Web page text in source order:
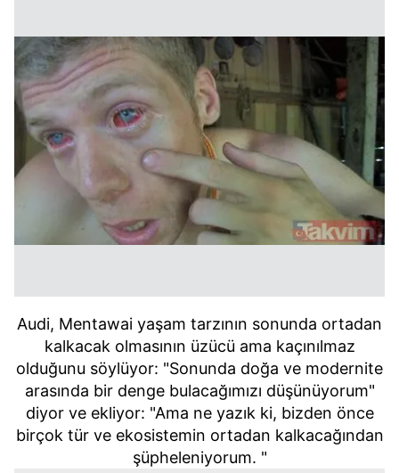
Audi, Mentawai yaşam tarzının sonunda ortadan
kalkacak olmasının üzücü ama kaçınılmaz
olduğunu söylüyor: "Sonunda doğa ve modernite
arasında bir denge bulacağımızı düşünüyorum"
diyor ve ekliyor: "Ama ne yazık ki, bizden önce
birçok tür ve ekosistemin ortadan kalkacağından
şüpheleniyorum. "